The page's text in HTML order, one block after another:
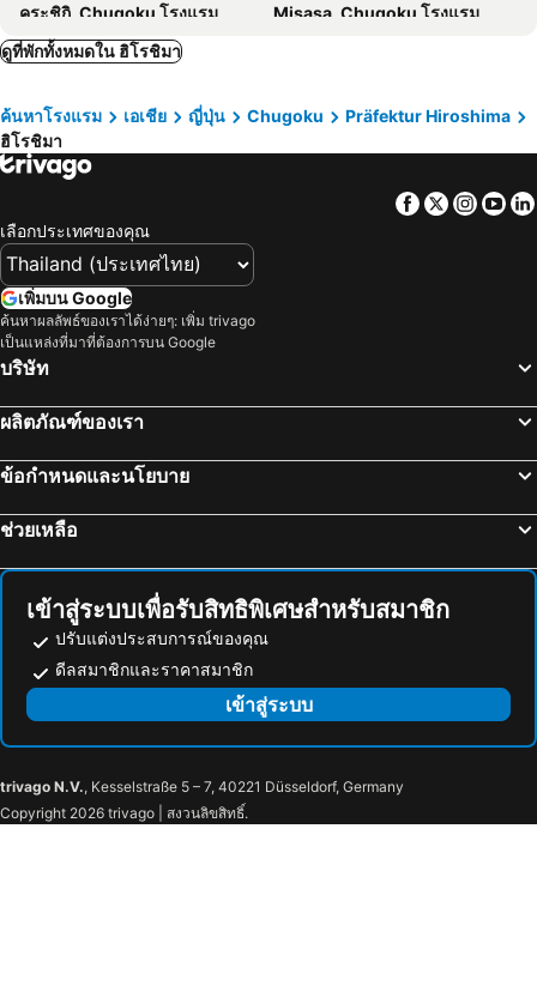
คุระชิกิ, Chugoku โรงแรม
Misasa, Chugoku โรงแรม
Fukuyama, Chugoku โรงแรม
ซัปโปโร, ฮอกไกโด โรงแรม
ฟุกุโอกะ, Kyushu Island โรงแรม
เกียวโต, คินกิ โรงแรม
ฟูจิกาวากูชิคู, ชูบุ โฮะกุริกุ โรงแรม
ทากายามา, ชูบุ โฮะกุริกุ โรงแรม
มัตสึโมโต, ชูบุ โฮะกุริกุ โรงแรม
ดูที่พักทั้งหมดใน ฮิโรชิมา
ค้นหาโรงแรม เอเชีย ญี่ปุ่น Chugoku
Präfektur Hiroshima
ฮิโรชิมา
Facebook
Twitter
เลือกประเทศของคุณ
เพิ่มบน Google
ค้นหาผลลัพธ์ของเราได้ง่ายๆ: เพิ่ม trivago
เป็นแหล่งที่มาที่ต้องการบน Google
บริษัท
ผลิตภัณฑ์ของเรา
ข้อกำหนดและนโยบาย
ช่วยเหลือ
เข้าสู่ระบบเพื่อรับสิทธิพิเศษสำหรับสมาชิก
ปรับแต่งประสบการณ์ของคุณ
ดีลสมาชิกและราคาสมาชิก
เข้าสู่ระบบ
trivago N.V., Kesselstraße 5 – 7, 40221 Düsseldorf, Germany
Copyright 2026 trivago | สงวนลิขสิทธิ์.